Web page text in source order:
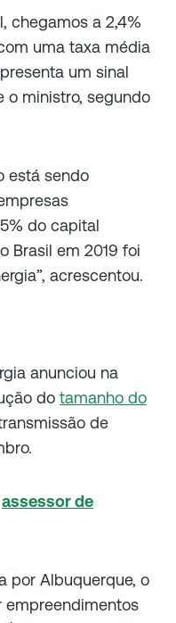
chegamos a 2,4%
uma taxa média
um sinal
o ministro, segundo
está sendo
do capital
Brasil em 2019 foi
acrescentou.
anunciou na
do tamanho do
de
assessor de
por Albuquerque, o
empreendimentos